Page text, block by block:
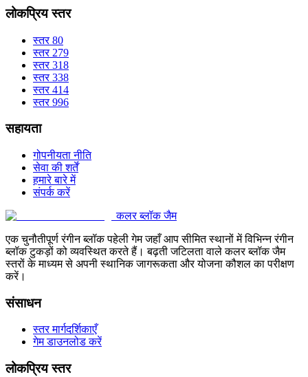
लोकप्रिय स्तर
स्तर 80
स्तर 279
स्तर 318
स्तर 338
स्तर 414
स्तर 996
सहायता
गोपनीयता नीति
सेवा की शर्तें
हमारे बारे में
संपर्क करें
कलर ब्लॉक जैम
एक चुनौतीपूर्ण रंगीन ब्लॉक पहेली गेम जहाँ आप सीमित स्थानों में विभिन्न रंगीन
ब्लॉक टुकड़ों को व्यवस्थित करते हैं। बढ़ती जटिलता वाले कलर ब्लॉक जैम
स्तरों के माध्यम से अपनी स्थानिक जागरूकता और योजना कौशल का परीक्षण
करें।
संसाधन
स्तर मार्गदर्शिकाएँ
गेम डाउनलोड करें
लोकप्रिय स्तर